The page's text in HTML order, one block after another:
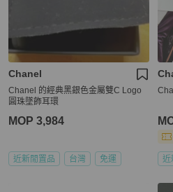
Chanel
Chanel 的經典黑銀色金屬雙C Logo
圓珠墜飾耳環
MOP 3,984
近新閒置品 台灣 免運 近